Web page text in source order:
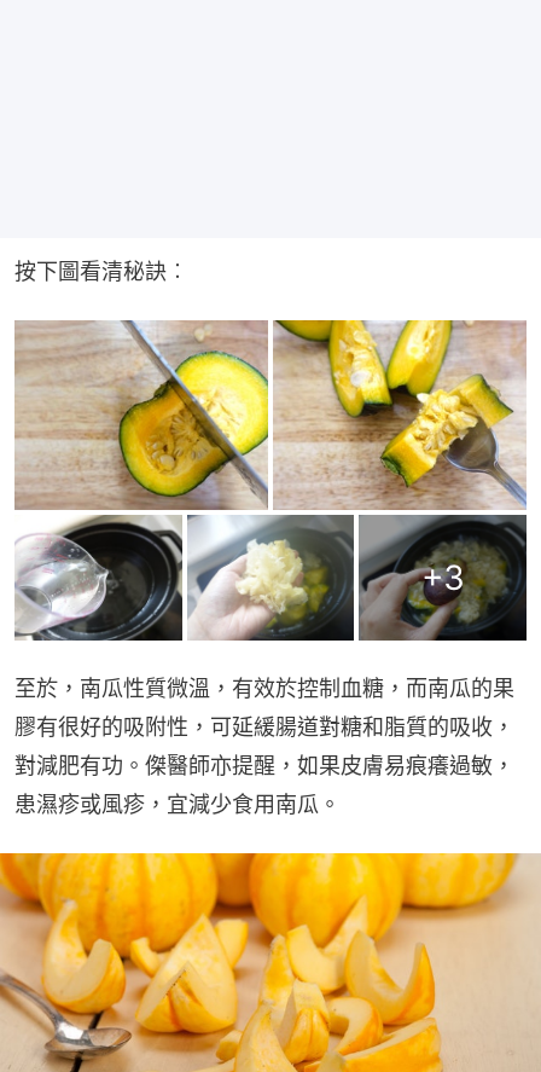
按下圖看清秘訣︰
+3
至於，南瓜性質微溫，有效於控制血糖，而南瓜的果
膠有很好的吸附性，可延緩腸道對糖和脂質的吸收，
對減肥有功。傑醫師亦提醒，如果皮膚易痕癢過敏，
患濕疹或風疹，宜減少食用南瓜。